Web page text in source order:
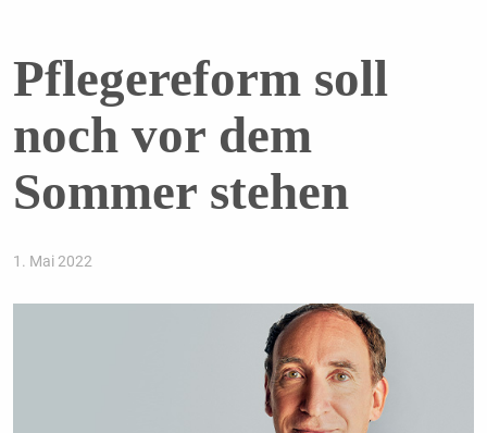
Pflegereform soll
noch vor dem
Sommer stehen
1. Mai 2022